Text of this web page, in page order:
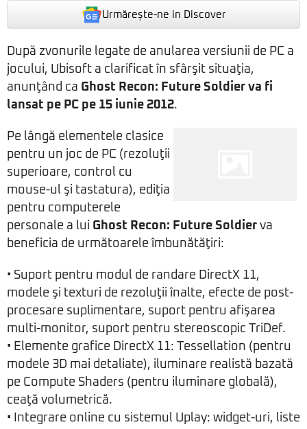
Urmărește-ne in Discover
După zvonurile legate de anularea versiunii de PC a
jocului, Ubisoft a clarificat în sfârşit situaţia,
anunţând ca Ghost Recon: Future Soldier va fi
lansat pe PC pe 15 iunie 2012.
Pe lângă elementele clasice
pentru un joc de PC (rezoluţii
superioare, control cu
mouse-ul şi tastatura), ediţia
pentru computerele
personale a lui Ghost Recon: Future Soldier va
beneficia de următoarele îmbunătăţiri:
• Suport pentru modul de randare DirectX 11,
modele şi texturi de rezoluţii înalte, efecte de post-
procesare suplimentare, suport pentru afişarea
multi-monitor, suport pentru stereoscopic TriDef.
• Elemente grafice DirectX 11: Tessellation (pentru
modele 3D mai detaliate), iluminare realistă bazată
pe Compute Shaders (pentru iluminare globală),
ceaţă volumetrică.
• Integrare online cu sistemul Uplay: widget-uri, liste